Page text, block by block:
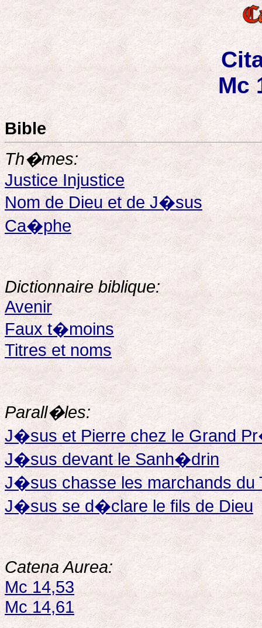
Mc
Bible
Th�mes:
Justice Injustice
Nom de Dieu et de J�sus
Ca�phe
Dictionnaire biblique:
Avenir
Faux t�moins
Titres et noms
Parall�les:
J�sus et Pierre chez le Grand
J�sus devant le Sanh�drin
J�sus chasse les marchands du
J�sus se d�clare le fils de Dieu
Catena Aurea:
Mc 14,53
Mc 14,61